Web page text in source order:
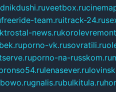
veetbox.ru
freeride-team.ruitrack-24.ru
news.ru
porno-vk.rusovratili.ru
porno-na-russkom.ru
lenasever.ru
gnalis.rubulkitula.ru